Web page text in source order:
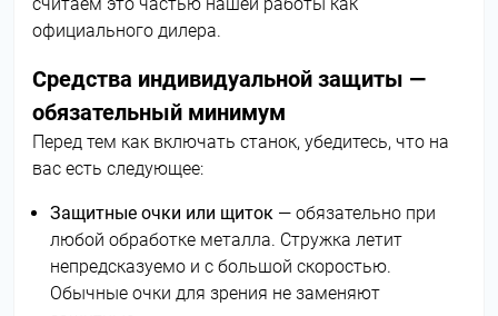
официального дилера.
Средства индивидуальной защиты —
обязательный минимум
Перед тем как включать станок, убедитесь, что на
вас есть следующее:
Защитные очки или щиток — обязательно при
любой обработке металла. Стружка летит
непредсказуемо и с большой скоростью.
Обычные очки для зрения не заменяют